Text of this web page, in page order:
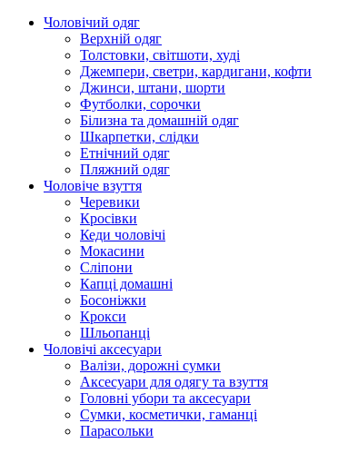
Чоловічий одяг
Верхній одяг
Толстовки, світшоти, худі
Джемпери, светри, кардигани, кофти
Джинси, штани, шорти
Футболки, сорочки
Білизна та домашній одяг
Шкарпетки, слідки
Етнічний одяг
Пляжний одяг
Чоловіче взуття
Черевики
Кросівки
Кеди чоловічі
Мокасини
Сліпони
Капці домашні
Босоніжки
Крокси
Шльопанці
Чоловічі аксесуари
Валізи, дорожні сумки
Аксесуари для одягу та взуття
Головні убори та аксесуари
Сумки, косметички, гаманці
Парасольки